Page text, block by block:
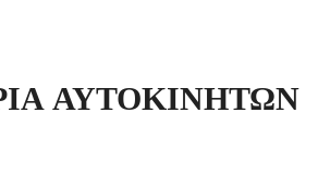
ΑΥΤΟΚΙΝΗΤΩΝ